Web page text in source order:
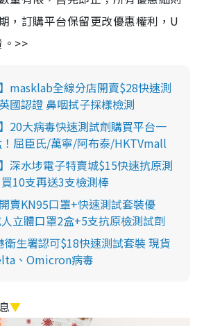
，訂購平台保留更改優惠權利，U
>>
masklab全線分店開賣$28快速測
國認證 鼻咽拭子採樣檢測
20大病毒快速測試劑購買平台一
屈臣氏/萬寧/阿布泰/HKTVmall
深水埗電子特賣城$15快速抗原測
10支再送3支檢測棒
賣KN95口罩+快速測試套裝優
立體口罩2盒+5支抗原檢測試劑
衛生署認可$18快速測試套裝 現貨
、Omicron病毒
▼